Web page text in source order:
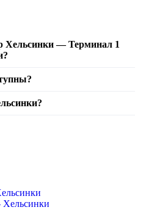
Хельсинки — Терминал 1
Хельсинки